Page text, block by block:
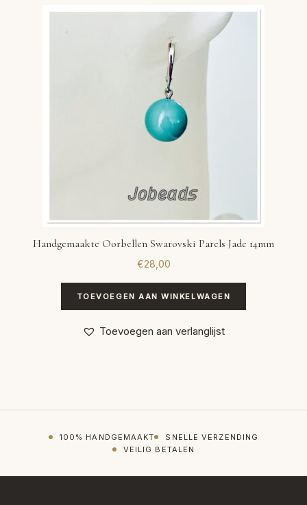
Handgemaakte Oorbellen Swarovski Parels Jade 14mm
€28,00
TOEVOEGEN AAN WINKELWAGEN
Toevoegen aan verlanglijst
100% HANDGEMAAKT
SNELLE VERZENDING
VEILIG BETALEN